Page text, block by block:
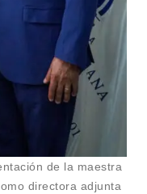
de la maestra
directora adjunta